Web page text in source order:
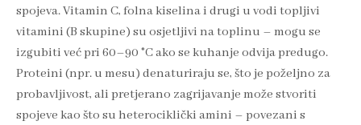
spojeva. Vitamin C, folna kiselina i drugi u vodi topljivi
vitamini (B skupine) su osjetljivi na toplinu – mogu se
izgubiti već pri 60–90 °C ako se kuhanje odvija predugo.
Proteini (npr. u mesu) denaturiraju se, što je poželjno za
probavljivost, ali pretjerano zagrijavanje može stvoriti
spojeve kao što su heterociklički amini – povezani s